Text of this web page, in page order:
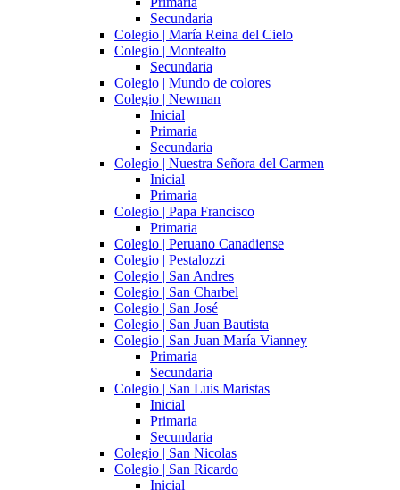
Secundaria
Colegio | María Reina del Cielo
Colegio | Montealto
Secundaria
Colegio | Mundo de colores
Colegio | Newman
Inicial
Primaria
Secundaria
Colegio | Nuestra Señora del Carmen
Inicial
Primaria
Colegio | Papa Francisco
Primaria
Colegio | Peruano Canadiense
Colegio | Pestalozzi
Colegio | San Andres
Colegio | San Charbel
Colegio | San José
Colegio | San Juan Bautista
Colegio | San Juan María Vianney
Primaria
Secundaria
Colegio | San Luis Maristas
Inicial
Primaria
Secundaria
Colegio | San Nicolas
Colegio | San Ricardo
Inicial